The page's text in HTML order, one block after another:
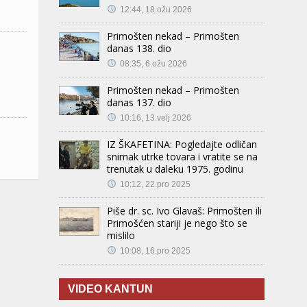
12:44, 18.ožu 2026
Primošten nekad – Primošten
danas 138. dio
08:35, 6.ožu 2026
Primošten nekad – Primošten
danas 137. dio
10:16, 13.velj 2026
IZ ŠKAFETINA: Pogledajte odličan
snimak utrke tovara i vratite se na
trenutak u daleku 1975. godinu
10:12, 22.pro 2025
Piše dr. sc. Ivo Glavaš: Primošten ili
Primošćen stariji je nego što se
mislilo
10:08, 16.pro 2025
VIDEO KANTUN